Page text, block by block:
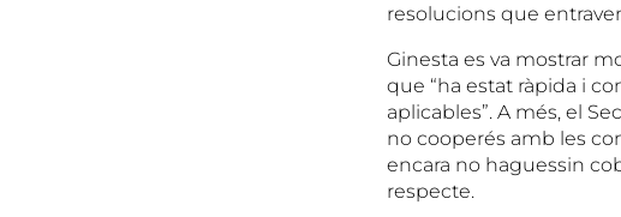
resolucions que
Ginesta es va mostrar
que “ha estat ràpida i
aplicables”. A més, el
no cooperés amb les
encara no haguessin
respecte.